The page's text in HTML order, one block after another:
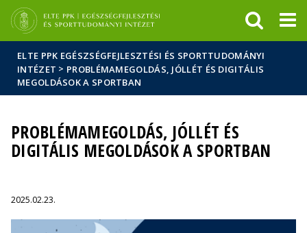
Hírek
Események
ELTE a
sajtóban
ELTE PPK EGÉSZSÉGFEJLESZTÉSI ÉS SPORTTUDOMÁNYI
INTÉZET > PROBLÉMAMEGOLDÁS, JÓLLÉT ÉS DIGITÁLIS
MEGOLDÁSOK A SPORTBAN
PROBLÉMAMEGOLDÁS, JÓLLÉT ÉS
DIGITÁLIS MEGOLDÁSOK A SPORTBAN
2025.02.23.